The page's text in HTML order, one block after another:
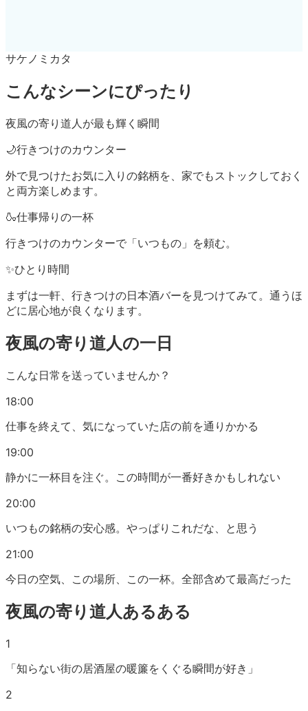
サケノミカタ
こんなシーンにぴったり
夜風の寄り道人 が最も輝く瞬間
🌙行きつけのカウンター
外で見つけたお気に入りの銘柄を、家でもストックしておく
と両方楽しめます。
🍶仕事帰りの一杯
行きつけのカウンターで「いつもの」を頼む。
✨ひとり時間
まずは一軒、行きつけの日本酒バーを見つけてみて。通うほ
どに居心地が良くなります。
夜風の寄り道人の一日
こんな日常を送っていませんか？
18:00
仕事を終えて、気になっていた店の前を通りかかる
19:00
静かに一杯目を注ぐ。この時間が一番好きかもしれない
20:00
いつもの銘柄の安心感。やっぱりこれだな、と思う
21:00
今日の空気、この場所、この一杯。全部含めて最高だった
夜風の寄り道人あるある
1
「知らない街の居酒屋の暖簾をくぐる瞬間が好き」
2